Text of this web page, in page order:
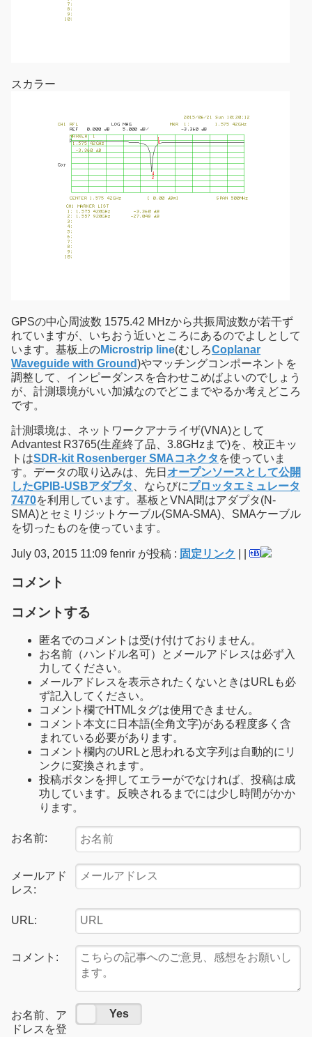
スカラー
GPSの中心周波数 1575.42 MHzから共振周波数が若干ず
れていますが、いちおう近いところにあるのでよしとして
います。基板上のMicrostrip line(むしろCoplanar
Waveguide with Ground)やマッチングコンポーネントを
調整して、インピーダンスを合わせこめばよいのでしょう
が、計測環境がいい加減なのでどこまでやるか考えどころ
です。
計測環境は、ネットワークアナライザ(VNA)として
Advantest R3765(生産終了品、3.8GHzまで)を、校正キッ
トはSDR-kit Rosenberger SMAコネクタ を使っていま
す。データの取り込みは、先日 オープンソースとして公開
したGPIB-USBアダプタ
、ならびにプロッタエミュレータ
7470を利用しています。基板とVNA間はアダプタ(N-
SMA)とセミリジットケーブル(SMA-SMA)、SMAケーブル
を切ったものを使っています。
July 03, 2015 11:09 fenrir が投稿 : 固定リンク
コメント
コメントする
匿名でのコメントは受け付けておりません。
お名前（ハンドル名可）とメールアドレスは必ず入
力してください。
メールアドレスを表示されたくないときはURLも必
ず記入してください。
コメント欄でHTMLタグは使用できません。
コメント本文に日本語(全角文字)がある程度多く含
まれている必要があります。
コメント欄内のURLと思われる文字列は自動的にリ
ンクに変換されます。
投稿ボタンを押してエラーがでなければ、投稿は成
功しています。反映されるまでには少し時間がかか
ります。
お名前:
メールアド
レス:
URL:
コメント:
お名前、ア
ドレスを登
No Yes